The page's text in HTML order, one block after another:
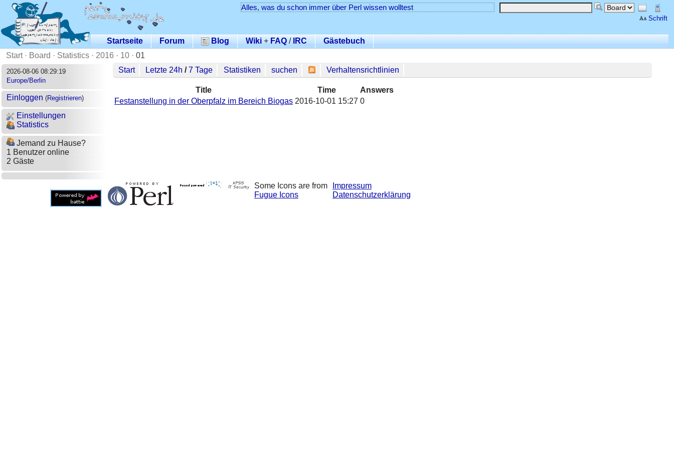
Schrift
Alles, was du schon immer über Perl wissen wolltest
Startseite Forum Blog Wiki+ FAQ /IRC
Gästebuch
Start· Board · Statistics · 2016 · 10 · 01
2026-08-06 08:29:19
Europe/Berlin
Einloggen (Registrieren)
Einstellungen
Statistics
Jemand zu Hause?
1 Benutzer online
2 Gäste
Start Letzte 24h /7 Tage Statistiken suchen Verhaltensrichtlinien
Title Time
Answers
Festanstellung in der Oberpfalz im Bereich Biogas 2016-10-01 15:27 0
Some Icons are from
Fugue Icons
Impressum
Datenschutzerklärung